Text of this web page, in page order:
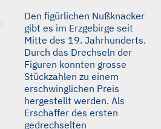
Den figürlichen Nußknacker
gibt es im Erzgebirge seit
Mitte des 19. Jahrhunderts.
Durch das Drechseln der
Figuren konnten grosse
Stückzahlen zu einem
erschwinglichen Preis
hergestellt werden. Als
Erschaffer des ersten
gedrechselten